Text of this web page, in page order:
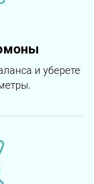
и уберете